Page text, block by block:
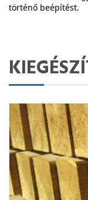
történő beépítést.